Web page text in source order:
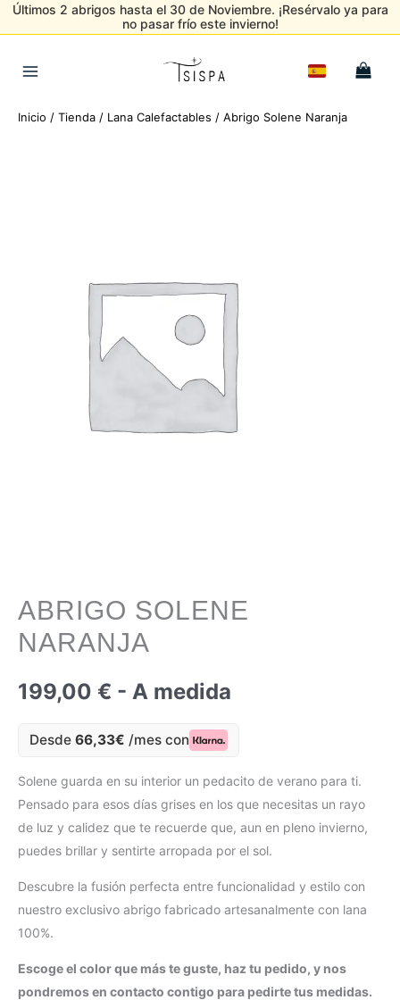
Últimos 2 abrigos hasta el 30 de Noviembre. ¡Resérvalo ya para
no pasar frío este invierno!
Menu
Inicio / Tienda / Lana Calefactables / Abrigo Solene Naranja
ABRIGO SOLENE
NARANJA
199,00 € - A medida
Desde 66,33€ /mes con
Solene guarda en su interior un pedacito de verano para ti.
Pensado para esos días grises en los que necesitas un rayo
de luz y calidez que te recuerde que, aun en pleno invierno,
puedes brillar y sentirte arropada por el sol.
Descubre la fusión perfecta entre funcionalidad y estilo con
nuestro exclusivo abrigo fabricado artesanalmente con lana
100%.
Escoge el color que más te guste, haz tu pedido, y nos
pondremos en contacto contigo para pedirte tus medidas.